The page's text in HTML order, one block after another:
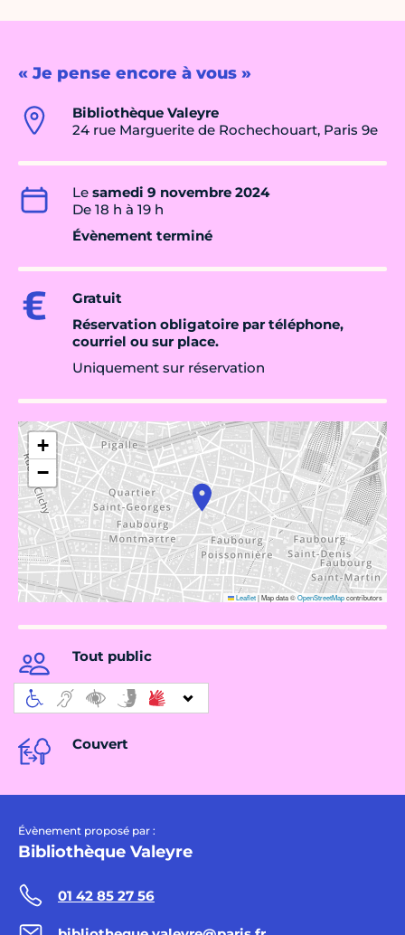
« Je pense encore à vous »
Bibliothèque Valeyre
24 rue Marguerite de Rochechouart, Paris 9e
Le samedi 9 novembre 2024
De 18 h à 19 h
Évènement terminé
Gratuit
Réservation obligatoire par téléphone,
courriel ou sur place.
Uniquement sur réservation
+
−
Leaflet|Map data ©OpenStreetMapcontributors
Tout public
Couvert
Évènement proposé par :
Bibliothèque Valeyre
01 42 85 27 56